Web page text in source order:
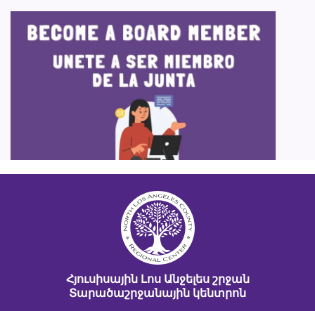
Հյուսիսային Լոս Անջելես շրջան
Տարածաշրջանային կենտրոն